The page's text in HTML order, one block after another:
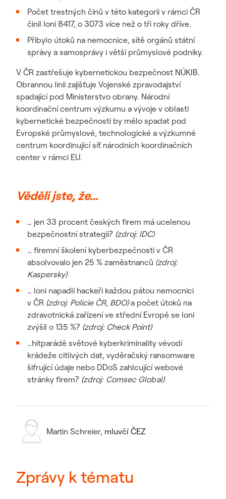
Počet trestných činů v této kategorii v rámci ČR
činil loni 8417, o 3073 více než o tři roky dříve.
Přibylo útoků na nemocnice, sítě orgánů státní
správy a samosprávy i větší průmyslové podniky.
V ČR zastřešuje kybernetickou bezpečnost NÚKIB.
Obrannou linii zajišťuje Vojenské zpravodajství
spadající pod Ministerstvo obrany. Národní
koordinační centrum výzkumu a vývoje v oblasti
kybernetické bezpečnosti by mělo spadat pod
Evropské průmyslové, technologické a výzkumné
centrum koordinující síť národních koordinačních
center v rámci EU.
Věděli jste, že…
… jen 33 procent českých firem má ucelenou
bezpečnostní strategii? (zdroj: IDC)
… firemní školení kyberbezpečnosti v ČR
absolvovalo jen 25 % zaměstnanců (zdroj:
Kaspersky)
… loni napadli hackeři každou pátou nemocnici
v ČR (zdroj: Policie ČR, BDO)a počet útoků na
zdravotnická zařízení ve střední Evropě se loni
zvýšil o 135 %? (zdroj: Check Point)
…hitparádě světové kyberkriminality vévodí
krádeže citlivých dat, vyděračský ransomware
šifrující údaje nebo DDoS zahlcující webové
stránky firem? (zdroj: Comsec Global)
Martin Schreier, mluvčí ČEZ
Zprávy k tématu